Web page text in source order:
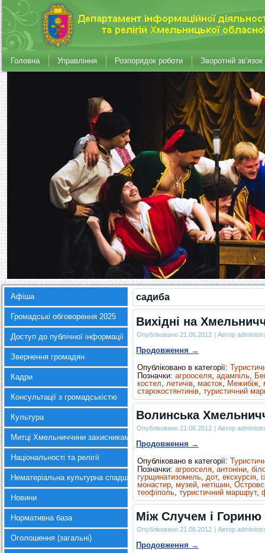
Головна Управління Розпорядок роботи Зворотній зв’язок
Афіша
Громадські обговорення 2025
Доступ до публічної інформації
Звернення громадян
Кадри
Консультації з громадськістю
Культура
Митці Хмельниччини захисникам України
Національності та релігії
Нематеріальна культурна спадщина
Новини
Нормативна база
Оголошення (загальні)
садиба
Вихідні на
Опубліковано 21.06.2012 | Автор
Продовження →
Опубліковано в категорії:
Позначки: агрооселя, адампіль,
костел, летичів, маєток, Межибіж,
старокостянтинів, туристичний
Волинська
Опубліковано 21.06.2012 | Автор
Продовження →
Опубліковано в категорії:
Позначки: агрооселя, антоніни,
гурщинатизомель, дот, екскурсія,
монастир, музей, нетішин,
теофіполь, туристичний маршрут,
Між Случем і Гориню
Опубліковано 21.06.2012 | Автор
Продовження →